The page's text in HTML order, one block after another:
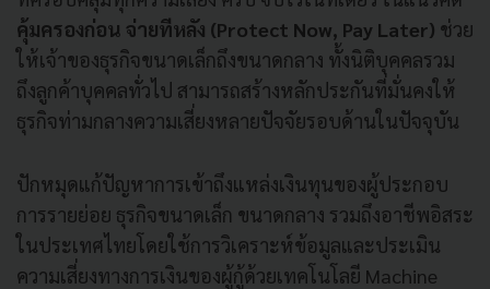
คุ้มครองก่อน จ่ายทีหลัง (Protect Now, Pay Later) ช่วย
ให้เจ้าของธุรกิจขนาดเล็กถึงขนาดกลาง ทั้งนิติบุคคลรวม
ถึงลูกค้าบุคคลทั่วไป สามารถสร้างหลักประกันที่มั่นคงให้
ธุรกิจท่ามกลางความเสี่ยงหลายปัจจัยรอบด้านในปัจจุบัน
ปักหมุดแก้ปัญหาการเข้าถึงแหล่งเงินทุนของผู้ประกอบ
การรายย่อย ธุรกิจขนาดเล็ก ขนาดกลาง รวมถึงอาชีพอิสระ
ในประเทศไทยโดยใช้การวิเคราะห์ข้อมูลและประเมิน
ความเสี่ยงทางการเงินของผู้กู้ด้วยเทคโนโลยี Machine